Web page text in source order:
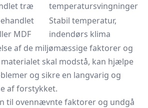
træ
temperatursvingninger
MDF
Stabil temperatur,
indendørs klima
af de miljømæssige faktorer og
skal modstå, kan hjælpe
og sikre en langvarig og
af forstykket.
til ovennævnte faktorer og undgå